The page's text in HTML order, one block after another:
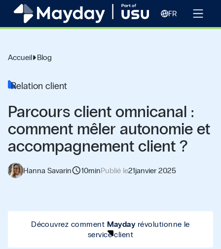
FR
Accueil Blog
Relation client
Parcours client omnicanal :
comment mêler autonomie et
accompagnement client ?
Hanna Savarinschedule10minPublié le21janvier 2025
Découvrez comment Maydayrévolutionne le
service client